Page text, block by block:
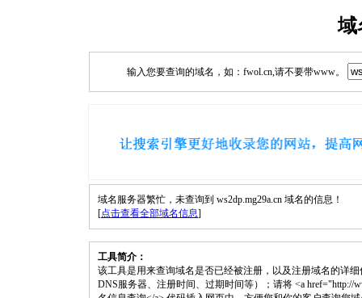
域
输入您要查询的域名，如：fwol.cn,请不要带www。
域名服务器繁忙，未查询到 ws2dp.mg29a.cn 域名的信息！
[点击查看全部域名信息]
工具简介：
该工具是用来查询域名是否已经被注册，以及注册域名的详
DNS服务器、注册时间、过期时间等）；请将 <a href="http://